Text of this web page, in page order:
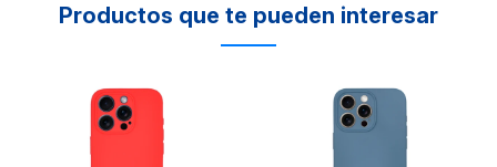
Productos que te pueden interesar